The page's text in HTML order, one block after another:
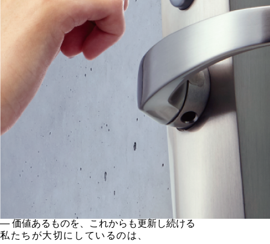
― 価値あるものを、これからも更新し続ける
私たちが大切にしているのは、